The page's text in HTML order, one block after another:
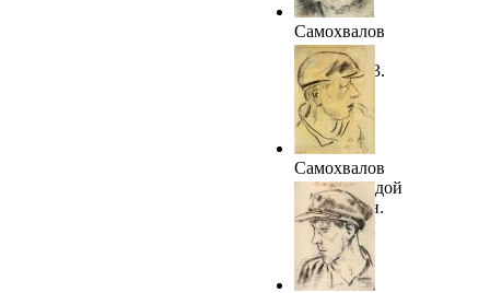
Самохвалов
А.Н. Дед
Шаня. 1923.
ГРМ
Самохвалов
А.Н. Молодой
крестьянин.
1923. ГРМ